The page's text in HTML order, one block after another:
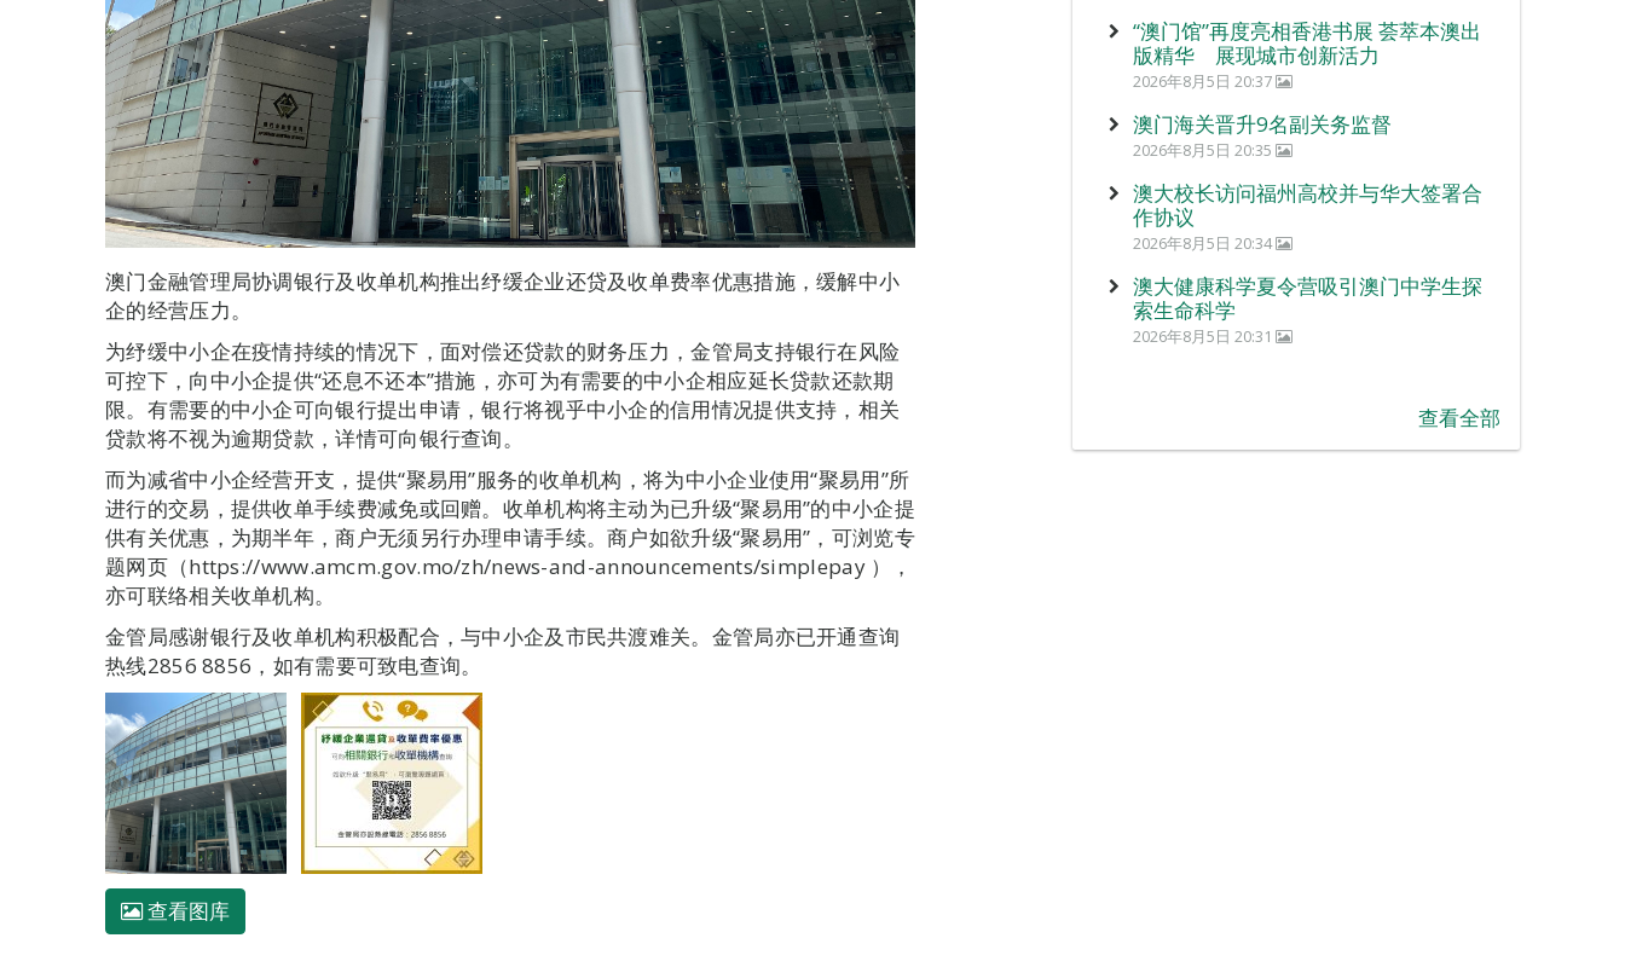
澳门金融管理局协调银行及收单机构推出纾缓企业还贷及收单费率优惠措施，缓解中小
企的经营压力。
为纾缓中小企在疫情持续的情况下，面对偿还贷款的财务压力，金管局支持银行在风险
可控下，向中小企提供“还息不还本”措施，亦可为有需要的中小企相应延长贷款还款期
限。有需要的中小企可向银行提出申请，银行将视乎中小企的信用情况提供支持，相关
贷款将不视为逾期贷款，详情可向银行查询。
而为减省中小企经营开支，提供“聚易用”服务的收单机构，将为中小企业使用“聚易用”所
进行的交易，提供收单手续费减免或回赠。收单机构将主动为已升级“聚易用”的中小企提
供有关优惠，为期半年，商户无须另行办理申请手续。商户如欲升级“聚易用”，可浏览专
题网页（https://www.amcm.gov.mo/zh/news-and-announcements/simplepay ），
亦可联络相关收单机构。
金管局感谢银行及收单机构积极配合，与中小企及市民共渡难关。金管局亦已开通查询
热线2856 8856，如有需要可致电查询。
查看图库
“澳门馆”再度亮相香港书展 荟萃本澳出
版精华 展现城市创新活力
2026年8月5日 20:37
澳门海关晋升9名副关务监督
2026年8月5日 20:35
澳大校长访问福州高校并与华大签署合
作协议
2026年8月5日 20:34
澳大健康科学夏令营吸引澳门中学生探
索生命科学
2026年8月5日 20:31
查看全部